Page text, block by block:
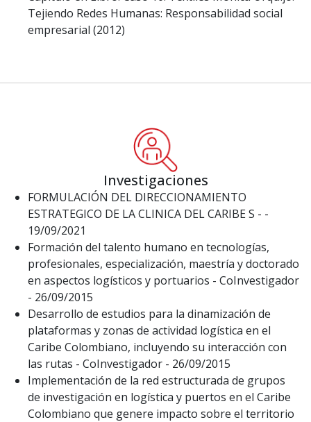
Tejiendo Redes Humanas: Responsabilidad social
empresarial (2012)
Investigaciones
FORMULACIÓN DEL DIRECCIONAMIENTO
ESTRATEGICO DE LA CLINICA DEL CARIBE S - -
19/09/2021
Formación del talento humano en tecnologías,
profesionales, especialización, maestría y doctorado
en aspectos logísticos y portuarios - CoInvestigador
- 26/09/2015
Desarrollo de estudios para la dinamización de
plataformas y zonas de actividad logística en el
Caribe Colombiano, incluyendo su interacción con
las rutas - CoInvestigador - 26/09/2015
Implementación de la red estructurada de grupos
de investigación en logística y puertos en el Caribe
Colombiano que genere impacto sobre el territorio